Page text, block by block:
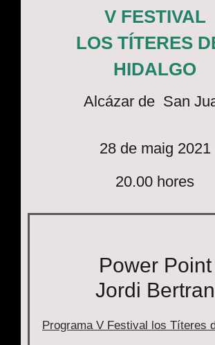
V FESTIVAL
LOS TÍTERES
HIDALGO
Alcázar de San
28 de maig 2021
20.00 hores
Power Point
Jordi Bertran
Programa V Festival los Títeres